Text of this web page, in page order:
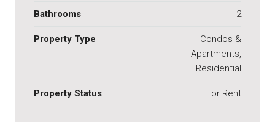
Bathrooms 2
Property Type
Condos &
Apartments,
Residential
Property Status For Rent